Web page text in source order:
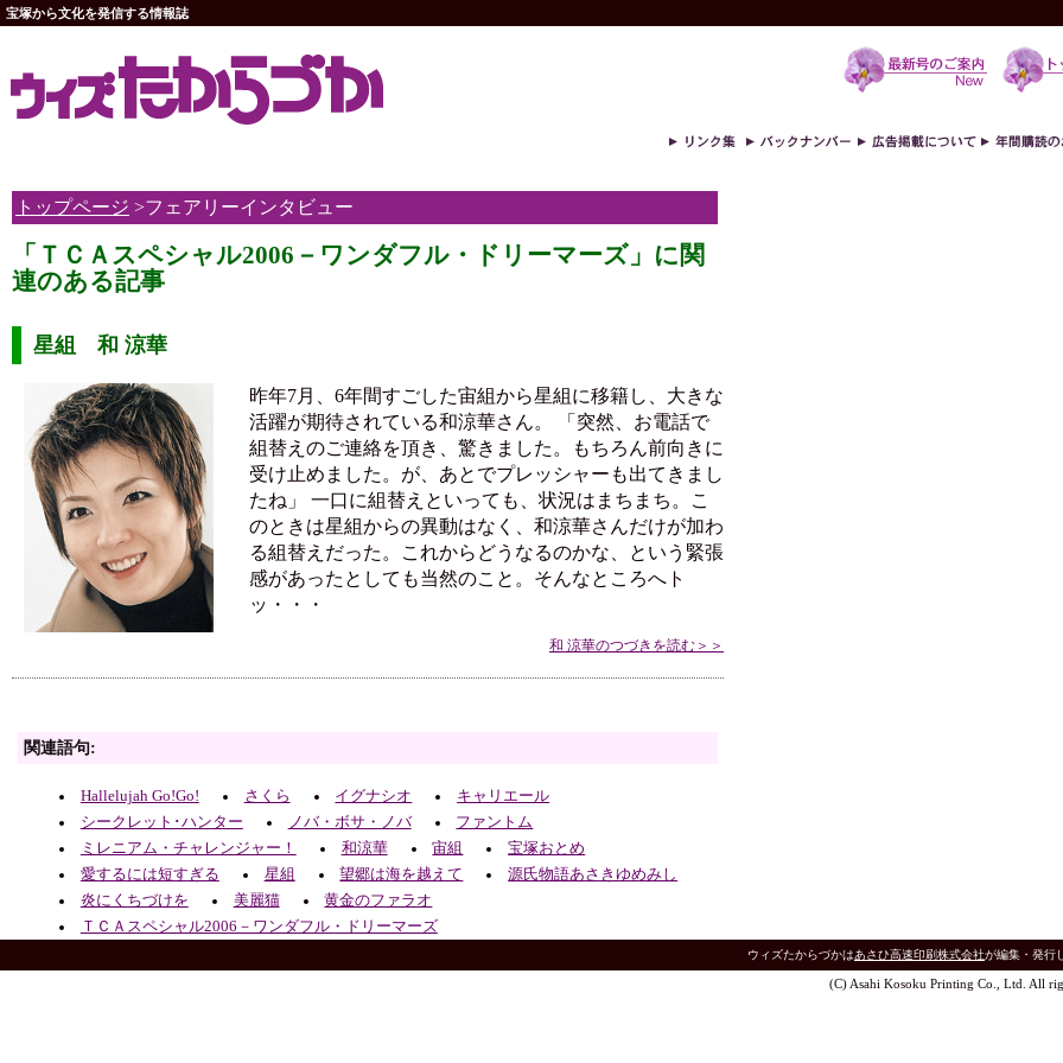
宝塚から文化を発信する情報誌
トップページ >フェアリーインタビュー
「ＴＣＡスペシャル2006－ワンダフル・ドリーマーズ」に関
連のある記事
星組 和 涼華
昨年7月、6年間すごした宙組から星組に移籍し、大きな
活躍が期待されている和涼華さん。 「突然、お電話で
組替えのご連絡を頂き、驚きました。もちろん前向きに
受け止めました。が、あとでプレッシャーも出てきまし
たね」 一口に組替えといっても、状況はまちまち。こ
のときは星組からの異動はなく、和涼華さんだけが加わ
る組替えだった。これからどうなるのかな、という緊張
感があったとしても当然のこと。そんなところへト
ッ・・・
和 涼華のつづきを読む＞＞
関連語句:
Hallelujah Go!Go! さくら イグナシオ
キャリエール
シークレット･ハンター
ノバ・ボサ・ノバ
ファントム
ミレニアム・チャレンジャー！
和涼華 宙組
宝塚おとめ
愛するには短すぎる
星組 望郷は海を越えて
源氏物語あさきゆめみし
炎にくちづけを
美麗猫
黄金のファラオ
ＴＣＡスペシャル2006－ワンダフル・ドリーマーズ
ウィズたからづかはあさひ高速印刷株式会社が編集・発行
(C) Asahi Kosoku Printing Co., Ltd. All